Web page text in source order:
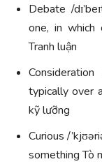
Debate /
one, in which
Tranh luận
typically over
kỹ lưỡng
Curious /
something Tò